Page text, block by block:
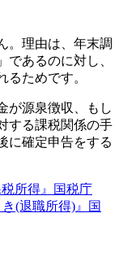
。理由は、年末調
あるのに対し、
ためです。
が源泉徴収、もし
する課税関係の手
に確定申告をする
所得』国税庁
(退職所得)』国